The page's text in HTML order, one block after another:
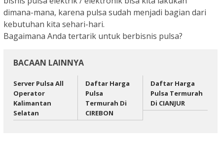
dimana-mana, karena pulsa sudah menjadi bagian dari
kebutuhan kita sehari-hari.
Bagaimana Anda tertarik untuk berbisnis pulsa?
BACAAN LAINNYA
Server Pulsa All
Operator
Kalimantan
Selatan
Daftar Harga
Pulsa
Termurah Di
CIREBON
Daftar Harga
Pulsa Termurah
Di CIANJUR